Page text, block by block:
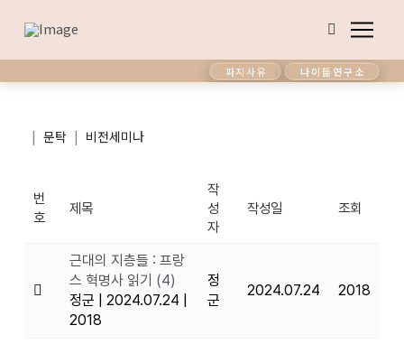
파지사유 나이듦연구소
| 문탁 | 비전세미나
번
호
제목
작
성
자
작성일 조회
근대의 지층들 : 프랑
스 혁명사 읽기 (4)
정군
2024.07.24
2018
정
군
2024.07.24 2018